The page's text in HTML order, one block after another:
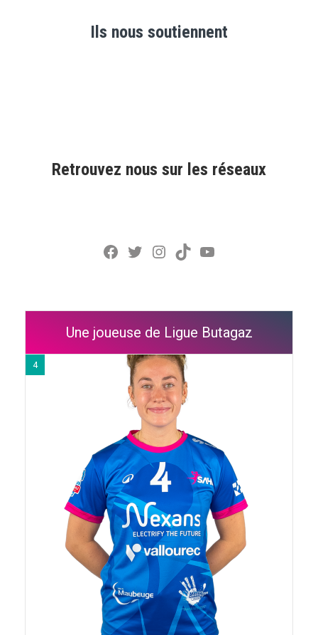
Ils nous soutiennent
Retrouvez nous sur les réseaux
Facebook
Twitter
Instagram
TikTokYouTube
Une joueuse de Ligue Butagaz
4